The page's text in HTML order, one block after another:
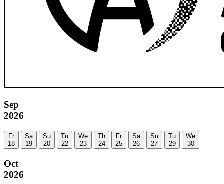
Sep
2026
Fr
18
Sa
19
Su
20
Tu
22
We
23
Th
24
Fr
25
Sa
26
Su
27
Tu
29
We
30
Oct
2026